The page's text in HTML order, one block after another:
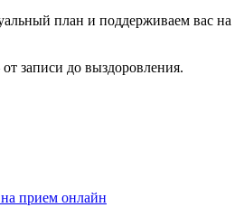
план и поддерживаем вас на
записи до выздоровления.
на прием онлайн